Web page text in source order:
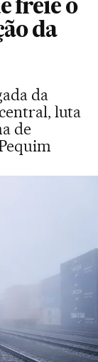
freie o
da
da
luta
de